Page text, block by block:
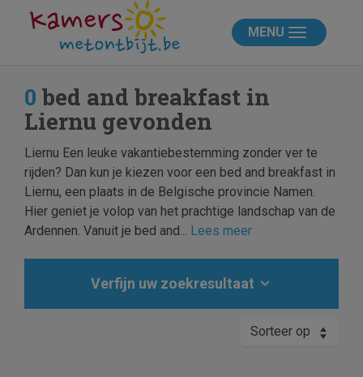
MENU
0 bed and breakfast in
Liernu gevonden
Liernu Een leuke vakantiebestemming zonder ver te
rijden? Dan kun je kiezen voor een bed and breakfast in
Liernu, een plaats in de Belgische provincie Namen.
Hier geniet je volop van het prachtige landschap van de
Ardennen. Vanuit je bed and... Lees meer
Verfijn uw zoekresultaat
Sorteer op